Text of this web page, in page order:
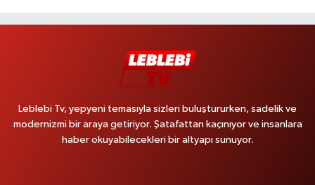
Leblebi Tv, yepyeni temasıyla sizleri buluştururken, sadelik ve
modernizmi bir araya getiriyor. Şatafattan kaçınıyor ve insanlara
haber okuyabilecekleri bir altyapı sunuyor.